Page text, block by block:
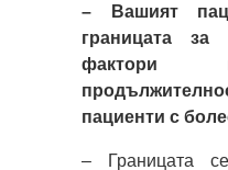
– Вашият
границата за
фактори
пациенти с
– Границата